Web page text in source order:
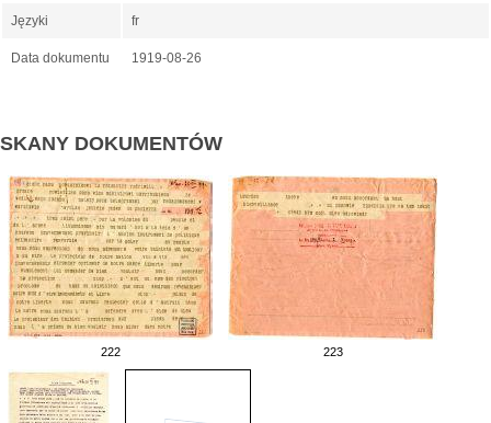
Języki fr
Data dokumentu 1919-08-26
SKANY DOKUMENTÓW
222 223